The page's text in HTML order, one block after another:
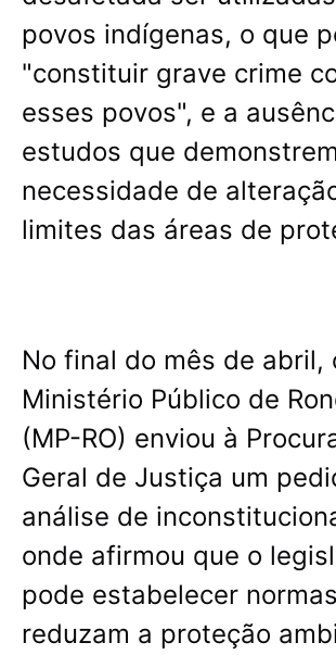
povos indígenas, o que
"constituir grave crime
esses povos", e a
estudos que
necessidade de
limites das áreas de
No final do mês de abril,
Ministério Público de
(MP-RO) enviou à
Geral de Justiça um
análise de
onde afirmou que o
pode estabelecer
reduzam a proteção